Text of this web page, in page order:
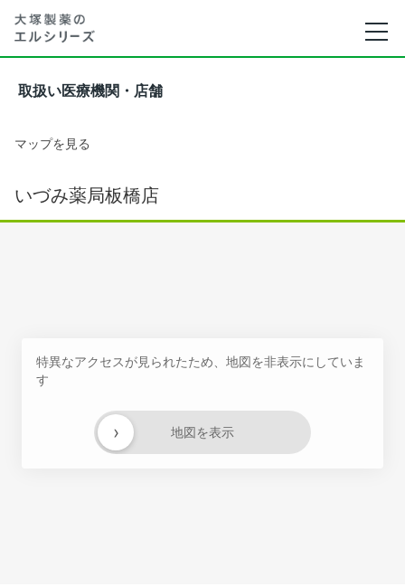
取扱い医療機関・店舗
マップを見る
いづみ薬局板橋店
特異なアクセスが見られたため、地図を非表示にしていま
す
地図を表示
›